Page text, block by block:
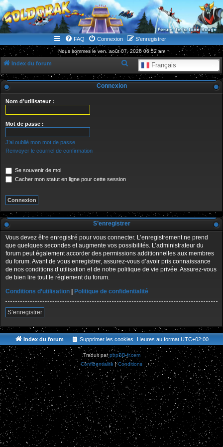
WWW.GOLDORAKGO.COM
le site de la Lune Rouge
FAQ Connexion S’enregistrer
Nous sommes le ven. août 07, 2026 06:52 am
Index du forum Français
e
Connexion
Nom d’utilisateur :
Mot de passe :
J’ai oublié mon mot de passe
Renvoyer le courriel de confirmation
Se souvenir de moi
Cacher mon statut en ligne pour cette session
S’enregistrer
Vous devez être enregistré pour vous connecter. L’enregistrement ne prend
que quelques secondes et augmente vos possibilités. L’administrateur du
forum peut également accorder des permissions additionnelles aux membres
du forum. Avant de vous enregistrer, assurez-vous d’avoir pris connaissance
de nos conditions d’utilisation et de notre politique de vie privée. Assurez-vous
de bien lire tout le règlement du forum.
Conditions d’utilisation
Politique de confidentialité
S’enregistrer
Index du forum Heures au format UTC+02:00
Supprimer les cookies
Traduit parphpBB-fr.com
Confidentialité |Conditions